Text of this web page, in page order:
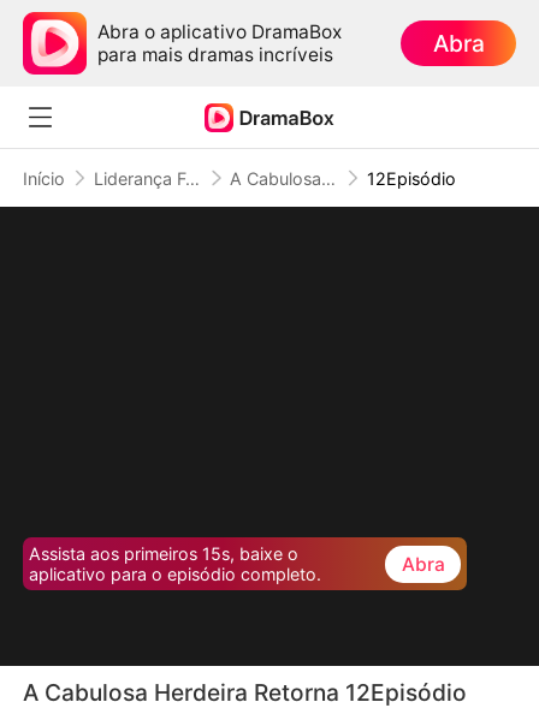
Abra o aplicativo DramaBox
para mais dramas incríveis
Abra
Início Liderança Feminina A Cabulosa Herdeira Retorna 12Episódio
Assista aos primeiros 15s, baixe o
aplicativo para o episódio completo.
Abra
A Cabulosa Herdeira Retorna 12Episódio